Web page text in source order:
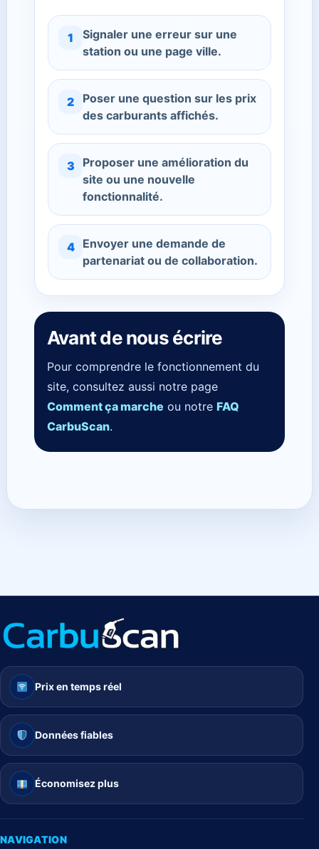
1
Signaler une erreur sur une
station ou une page ville.
2
Poser une question sur les prix
des carburants affichés.
3
Proposer une amélioration du
site ou une nouvelle
fonctionnalité.
4
Envoyer une demande de
partenariat ou de collaboration.
Avant de nous écrire
Pour comprendre le fonctionnement du
site, consultez aussi notre page
Comment ça marche ou notre FAQ
CarbuScan.
Prix en temps réel
Données fiables
Économisez plus
NAVIGATION